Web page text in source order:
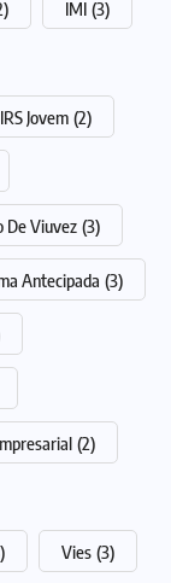
IMI (3)
IRS Jovem (2)
De Viuvez (3)
Antecipada (3)
(2)
Vies (3)